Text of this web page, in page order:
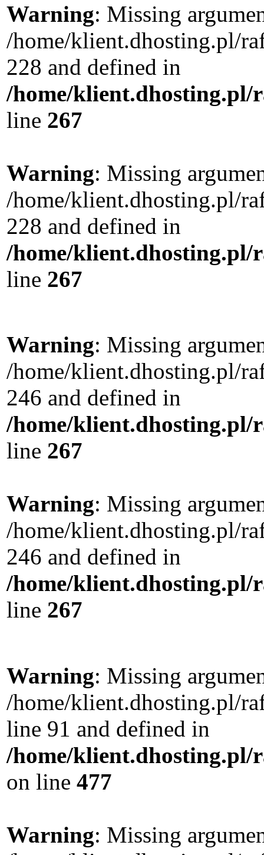
Warning: Missing
/home/klient.dhosting.pl/
228 and defined in
/home/klient.dhosting.pl/
line 267
Warning: Missing
/home/klient.dhosting.pl/
228 and defined in
/home/klient.dhosting.pl/
line 267
Warning: Missing
/home/klient.dhosting.pl/
246 and defined in
/home/klient.dhosting.pl/
line 267
Warning: Missing
/home/klient.dhosting.pl/
246 and defined in
/home/klient.dhosting.pl/
line 267
Warning: Missing
/home/klient.dhosting.pl/
line 91 and defined in
/home/klient.dhosting.pl/
on line 477
Warning: Missing